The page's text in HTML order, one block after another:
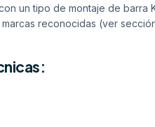
un tipo de montaje de barra
reconocidas (ver